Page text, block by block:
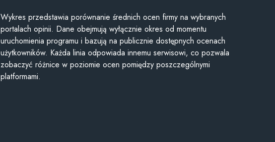
Wykres przedstawia porównanie średnich ocen firmy na wybranych
portalach opinii. Dane obejmują wyłącznie okres od momentu
uruchomienia programu i bazują na publicznie dostępnych ocenach
użytkowników. Każda linia odpowiada innemu serwisowi, co pozwala
zobaczyć różnice w poziomie ocen pomiędzy poszczególnymi
platformami.